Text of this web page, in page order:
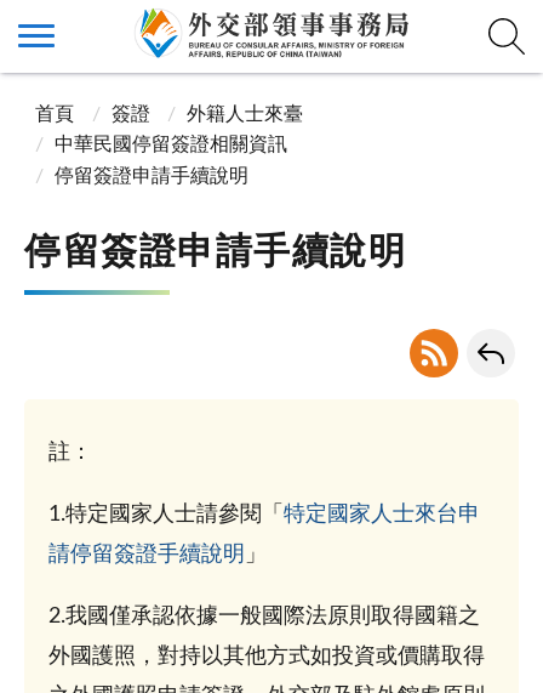
首頁 簽證
外籍人士來臺
中華民國停留簽證相關資訊
停留簽證申請手續說明
停留簽證申請手續說明
註：
1.特定國家人士請參閱「 特定國家人士來台申
請停留簽證手續說明 」
2.我國僅承認依據一般國際法原則取得國籍之
外國護照，對持以其他方式如投資或價購取得